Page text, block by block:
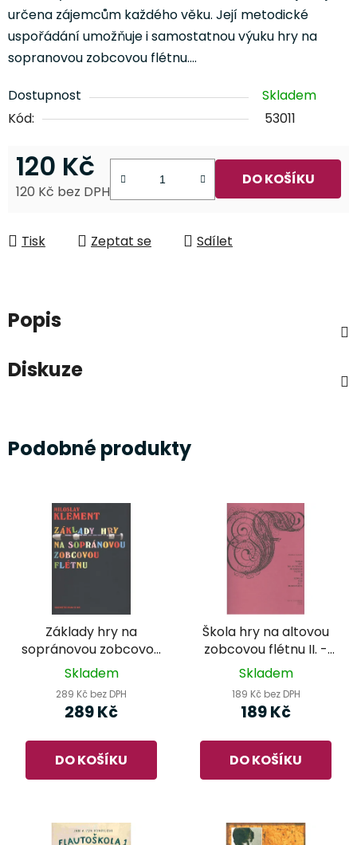
určena zájemcům každého věku. Její metodické
uspořádání umožňuje i samostatnou výuku hry na
sopranovou zobcovou flétnu.…
Dostupnost
Skladem
Kód:
53011
120 Kč
120 Kč bez DPH
DO KOŠÍKU
Tisk Zeptat se Sdílet
Popis
Diskuze
Podobné produkty
Základy hry na
sopránovou zobcovou
flétnu - Miloslav
Skladem
289 Kč bez DPH
289 Kč
DO KOŠÍKU
Škola hry na altovou
zobcovou flétnu II. -
Miloslav Klement
Skladem
189 Kč bez DPH
189 Kč
DO KOŠÍKU